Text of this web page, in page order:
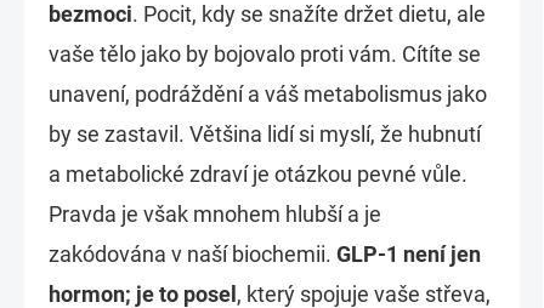
bezmoci. Pocit, kdy se snažíte držet dietu, ale
vaše tělo jako by bojovalo proti vám. Cítíte se
unavení, podráždění a váš metabolismus jako
by se zastavil. Většina lidí si myslí, že hubnutí
a metabolické zdraví je otázkou pevné vůle.
Pravda je však mnohem hlubší a je
zakódována v naší biochemii. GLP-1 není jen
hormon; je to posel , který spojuje vaše střeva,